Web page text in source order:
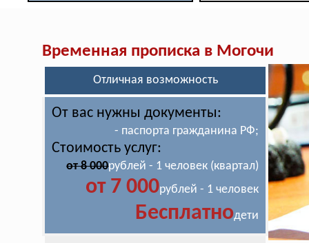
Временная прописка в Могочи
Отличная возможность
От вас нужны документы:
- паспорта гражданина РФ;
Стоимость услуг:
от 8 000рублей - 1 человек (квартал)
от 7 000рублей - 1 человек
Бесплатнодети